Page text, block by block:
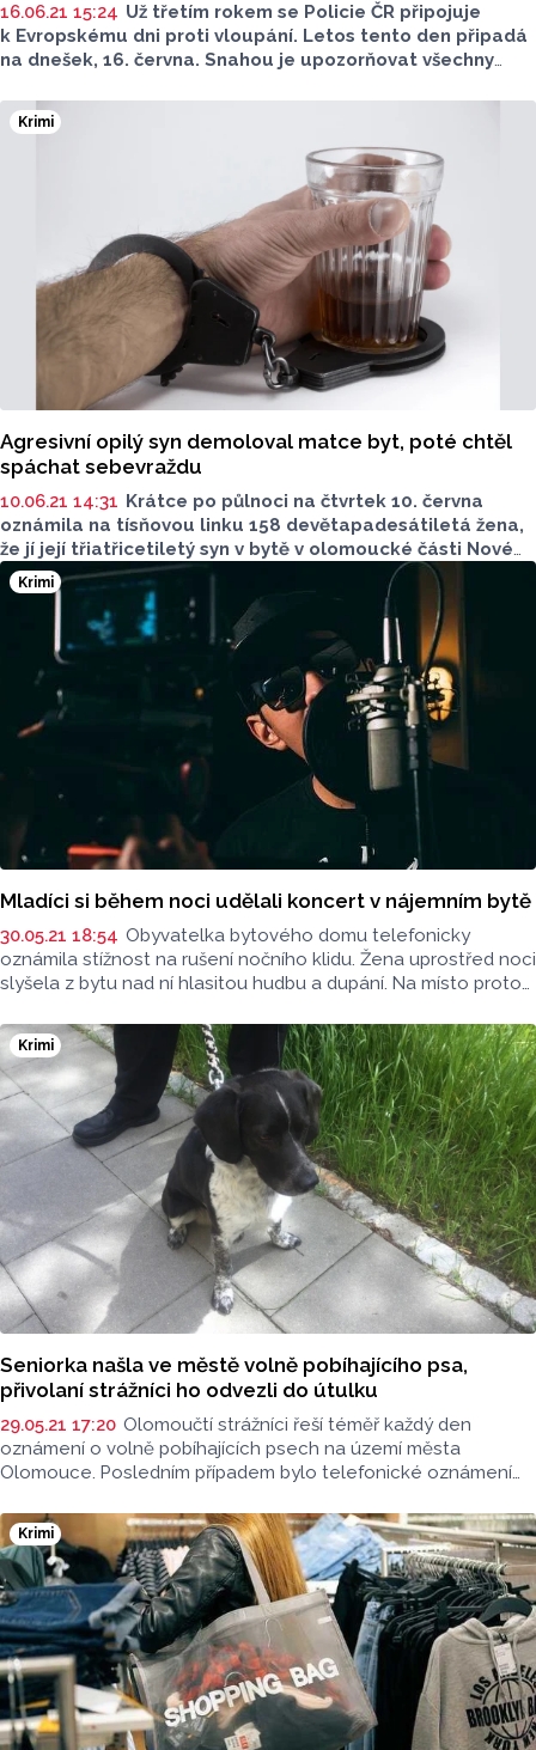
16.06.21 15:24 Už třetím rokem se Policie ČR připojuje
k Evropskému dni proti vloupání. Letos tento den připadá
na dnešek, 16. června. Snahou je upozorňovat všechny
Krimi
Agresivní opilý syn demoloval matce byt, poté chtěl
spáchat sebevraždu
10.06.21 14:31 Krátce po půlnoci na čtvrtek 10. června
oznámila na tísňovou linku 158 devětapadesátiletá žena,
že jí její třiatřicetiletý syn v bytě v olomoucké části Nové
Sady rozbíjí nábytek. Operátorovi také sdělila, že jí
neublížil, ale ona se jej bojí a počká na policisty před
domem. Na místo byly vyslány dostupné hlídky, hlídka
obvodního oddělení Olomouc 2 a dvě hlídky
pohotovostního a eskortního oddělení. Oznamovatelka
policistům po příjezdu na místo sdělila, že její syn
jí demoluje byt, je značně podnapilý, agresivní a má sklony
k sebepoškozování.
Krimi
Mladíci si během noci udělali koncert v nájemním bytě
30.05.21 18:54 Obyvatelka bytového domu telefonicky
oznámila stížnost na rušení nočního klidu. Žena uprostřed noci
slyšela z bytu nad ní hlasitou hudbu a dupání. Na místo proto
Krimi
Seniorka našla ve městě volně pobíhajícího psa,
přivolaní strážníci ho odvezli do útulku
29.05.21 17:20 Olomoučtí strážníci řeší téměř každý den
oznámení o volně pobíhajících psech na území města
Olomouce. Posledním případem bylo telefonické oznámení
Krimi